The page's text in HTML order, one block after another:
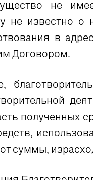
не
известно о
в
Договором.
полученных
суммы,